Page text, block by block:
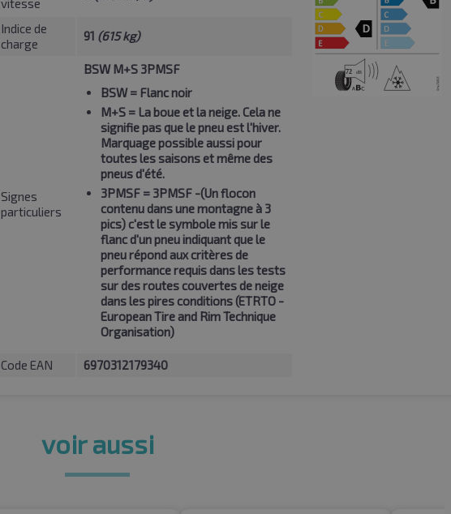
vitesse
Indice de
charge
91 (615 kg)
Signes
particuliers
BSW M+S 3PMSF
BSW= Flanc noir
M+S= La boue et la neige. Cela ne
signifie pas que le pneu est l'hiver.
Marquage possible aussi pour
toutes les saisons et même des
pneus d'été.
3PMSF= 3PMSF -(Un flocon
contenu dans une montagne à 3
pics) c'est le symbole mis sur le
flanc d'un pneu indiquant que le
pneu répond aux critères de
performance requis dans les tests
sur des routes couvertes de neige
dans les pires conditions (ETRTO -
European Tire and Rim Technique
Organisation)
Code EAN 6970312179340
voir aussi